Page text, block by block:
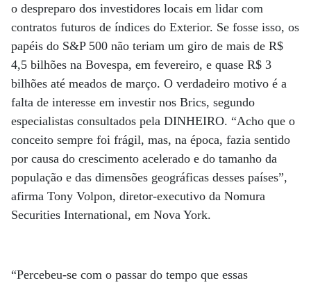
o despreparo dos investidores locais em lidar com
contratos futuros de índices do Exterior. Se fosse isso, os
papéis do S&P 500 não teriam um giro de mais de R$
4,5 bilhões na Bovespa, em fevereiro, e quase R$ 3
bilhões até meados de março. O verdadeiro motivo é a
falta de interesse em investir nos Brics, segundo
especialistas consultados pela DINHEIRO. “Acho que o
conceito sempre foi frágil, mas, na época, fazia sentido
por causa do crescimento acelerado e do tamanho da
população e das dimensões geográficas desses países”,
afirma Tony Volpon, diretor-executivo da Nomura
Securities International, em Nova York.
“Percebeu-se com o passar do tempo que essas